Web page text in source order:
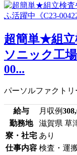
超簡単★組立
ソニック工
00...
パーソルファクト
給与 月収例
勤務地
滋賀県 草
寮・社宅 あり
仕事内容 検査・運